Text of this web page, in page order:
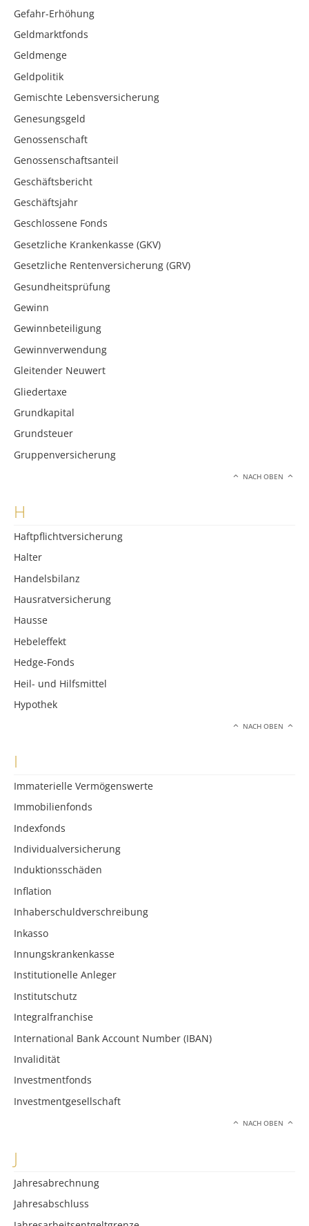
Gefahr-Erhöhung
Geldmarktfonds
Geldmenge
Geldpolitik
Gemischte Lebensversicherung
Genesungsgeld
Genossenschaft
Genossenschaftsanteil
Geschäftsbericht
Geschäftsjahr
Geschlossene Fonds
Gesetzliche Krankenkasse (GKV)
Gesetzliche Rentenversicherung (GRV)
Gesundheitsprüfung
Gewinn
Gewinnbeteiligung
Gewinnverwendung
Gleitender Neuwert
Gliedertaxe
Grundkapital
Grundsteuer
Gruppenversicherung
NACH OBEN
H
Haftpflichtversicherung
Halter
Handelsbilanz
Hausratversicherung
Hausse
Hebeleffekt
Hedge-Fonds
Heil- und Hilfsmittel
Hypothek
NACH OBEN
I
Immaterielle Vermögenswerte
Immobilienfonds
Indexfonds
Individualversicherung
Induktionsschäden
Inflation
Inhaberschuldverschreibung
Inkasso
Innungskrankenkasse
Institutionelle Anleger
Institutschutz
Integralfranchise
International Bank Account Number (IBAN)
Invalidität
Investmentfonds
Investmentgesellschaft
NACH OBEN
J
Jahresabrechnung
Jahresabschluss